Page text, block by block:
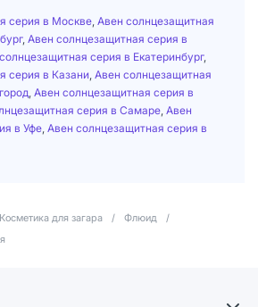
серия в Москве Авен солнцезащитная
, Авен солнцезащитная серия в
серия в Екатеринбург,
серия в Казани Авен солнцезащитная
Авен солнцезащитная серия в
серия в Самаре Авен
в Уфе Авен солнцезащитная серия в
Косметика для загара / Флюид
/